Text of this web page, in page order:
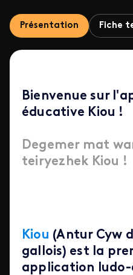
Présentation Fiche
Bienvenue sur
éducative Kiou !
Degemer mat
teiryezhek Kiou !
Kiou (Antur Cyw
gallois) est la
application ludo-